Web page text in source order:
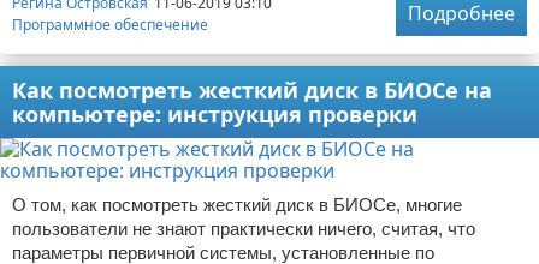
Программное обеспечение
Подробнее
Как посмотреть жесткий диск в БИОСе на
компьютере: инструкция проверки
О том, как посмотреть жесткий диск в БИОСе, многие
пользователи не знают практически ничего, считая, что
параметры первичной системы, установленные по